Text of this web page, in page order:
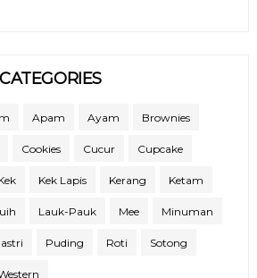
CATEGORIES
Apam Ayam Brownies
Cookies Cucur Cupcake
Kek Lapis Kerang Ketam
Lauk-Pauk Mee Minuman
Puding Roti Sotong